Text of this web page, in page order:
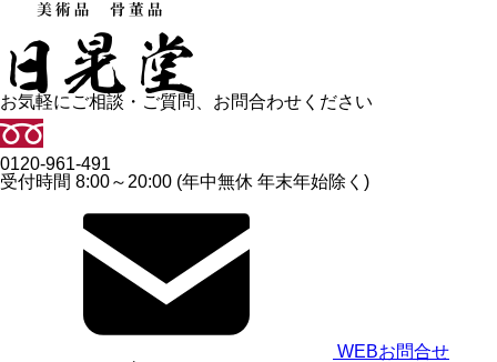
お気軽にご相談・ご質問、お問合わせください
0120-961-491
受付時間 8:00～20:00 (年中無休 年末年始除く)
WEBお問合せ